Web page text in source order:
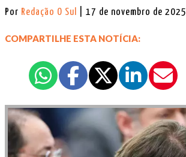
Por Redação O Sul | 17 de novembro de 2025
COMPARTILHE ESTA NOTÍCIA: